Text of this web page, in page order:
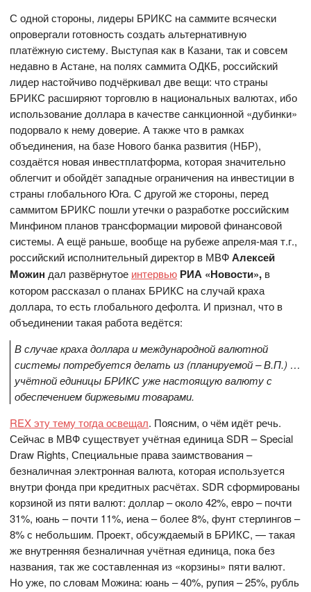
С одной стороны, лидеры БРИКС на саммите всячески
опровергали готовность создать альтернативную
платёжную систему. Выступая как в Казани, так и совсем
недавно в Астане, на полях саммита ОДКБ, российский
лидер настойчиво подчёркивал две вещи: что страны
БРИКС расширяют торговлю в национальных валютах, ибо
использование доллара в качестве санкционной «дубинки»
подорвало к нему доверие. А также что в рамках
объединения, на базе Нового банка развития (НБР),
создаётся новая инвестплатформа, которая значительно
облегчит и обойдёт западные ограничения на инвестиции в
страны глобального Юга. С другой же стороны, перед
саммитом БРИКС пошли утечки о разработке российским
Минфином планов трансформации мировой финансовой
системы. А ещё раньше, вообще на рубеже апреля-мая т.г.,
российский исполнительный директор в МВФАлексей
Можин дал развёрнутое интервью РИА «Новости», в
котором рассказал о планах БРИКС на случай краха
доллара, то есть глобального дефолта. И признал, что в
объединении такая работа ведётся:
В случае краха доллара и международной валютной
системы потребуется делать из (планируемой – В.П.) …
учётной единицы БРИКС уже настоящую валюту с
обеспечением биржевыми товарами.
REXэту тему тогда освещал. Поясним, о чём идёт речь.
Сейчас в МВФ существует учётная единица SDR – Special
Draw Rights, Специальные права заимствования –
безналичная электронная валюта, которая используется
внутри фонда при кредитных расчётах. SDR сформированы
корзиной из пяти валют: доллар – около 42%, евро – почти
31%, юань – почти 11%, иена – более 8%, фунт стерлингов –
8% с небольшим. Проект, обсуждаемый в БРИКС, — такая
же внутренняя безналичная учётная единица, пока без
названия, так же составленная из «корзины» пяти валют.
Но уже, по словам Можина: юань – 40%, рупия – 25%, рубль